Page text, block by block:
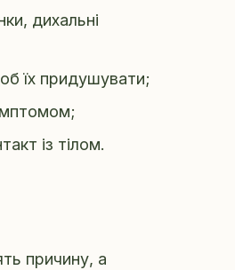
дихальні
їх придушувати;
із тілом.
причину, а